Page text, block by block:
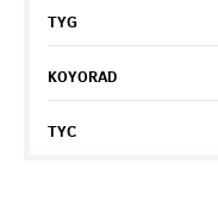
TYG
KOYORAD
TYC